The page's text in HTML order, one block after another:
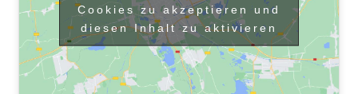
Cookies zu akzeptieren und
diesen Inhalt zu aktivieren